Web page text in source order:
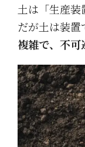
土は「生産装
だが土は装置
複雑で、不